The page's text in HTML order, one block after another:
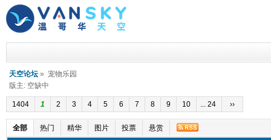
天空论坛 » 宠物乐园
版主: 空缺中
1404 1 2 3 4 5 6 7 8 9 10 ... 24 ››
全部 热门 精华 图片 投票 悬赏